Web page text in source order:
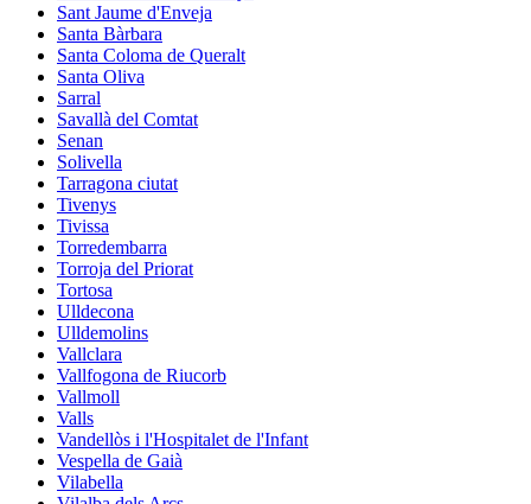
Sant Jaume d'Enveja
Santa Bàrbara
Santa Coloma de Queralt
Santa Oliva
Sarral
Savallà del Comtat
Senan
Solivella
Tarragona ciutat
Tivenys
Tivissa
Torredembarra
Torroja del Priorat
Tortosa
Ulldecona
Ulldemolins
Vallclara
Vallfogona de Riucorb
Vallmoll
Valls
Vandellòs i l'Hospitalet de l'Infant
Vespella de Gaià
Vilabella